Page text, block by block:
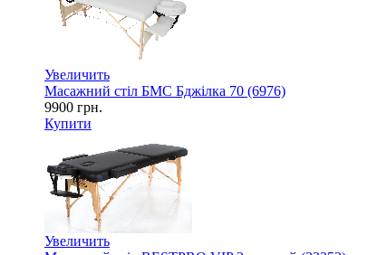
Увеличить
Масажний стіл БМС Бджілка 70 (6976)
9900 грн.
Купити
Увеличить